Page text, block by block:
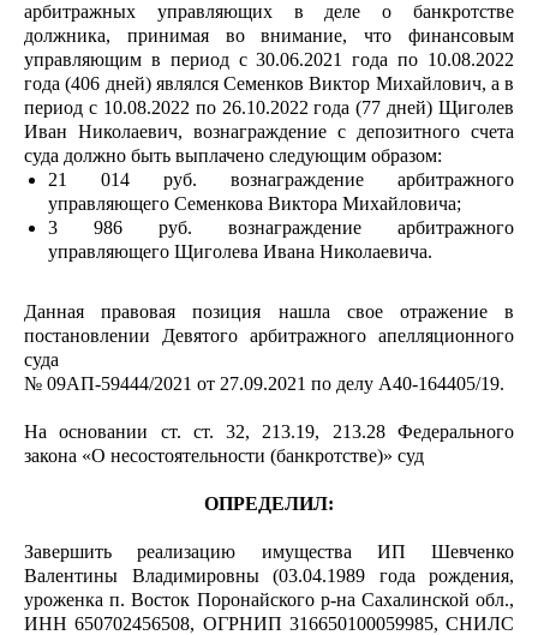
арбитражных управляющих в деле о банкротстве
должника, принимая во внимание, что финансовым
управляющим в период с 30.06.2021 года по 10.08.2022
года (406 дней) являлся Семенков Виктор Михайлович, а в
период с 10.08.2022 по 26.10.2022 года (77 дней) Щиголев
Иван Николаевич, вознаграждение с депозитного счета
суда должно быть выплачено следующим образом:
21 014 руб. вознаграждение арбитражного
управляющего Семенкова Виктора Михайловича;
3 986 руб. вознаграждение арбитражного
управляющего Щиголева Ивана Николаевича.
Данная правовая позиция нашла свое отражение в
постановлении Девятого арбитражного апелляционного
суда
№ 09АП-59444/2021 от 27.09.2021 по делу А40-164405/19.
На основании ст. ст. 32, 213.19, 213.28 Федерального
закона «О несостоятельности (банкротстве)» суд
ОПРЕДЕЛИЛ:
Завершить реализацию имущества ИП Шевченко
Валентины Владимировны (03.04.1989 года рождения,
уроженка п. Восток Поронайского р-на Сахалинской обл.,
ИНН 650702456508, ОГРНИП 316650100059985, СНИЛС